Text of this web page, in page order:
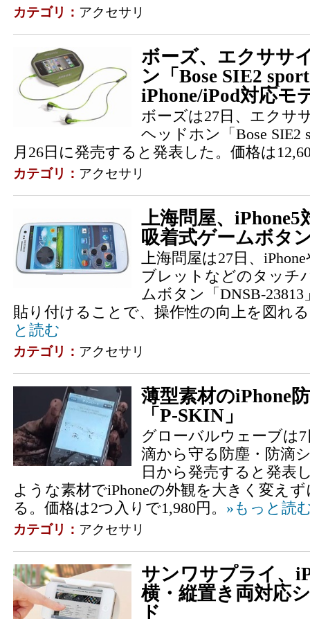
カテゴリ： アクセサリ
ボーズ、エクササ
ン「Bose SIE2
iPhone/iPod対応モ
ボーズは27日、エクサ
ヘッドホン「Bose SIE2
月26日に発売すると発表した。価格は
カテゴリ： アクセサリ
上海問屋、
吸着式ゲームボタ
上海問屋は27日、
ブレットなどのタッチ
ムボタン「DNSB-
貼り付けることで、操作性の向上を図れ
と読む
カテゴリ： アクセサリ
薄型素材のiPhone
「P-SKIN」
グローバルウェーブは7
滴から守る防塵・防滴
日から発売すると発表
ような素材でiPhoneの外観を大きく変え
る。価格は2つ入りで1,980円。 »もっと読
カテゴリ： アクセサリ
サンワサプライ、
横・縦置き両対応
ド